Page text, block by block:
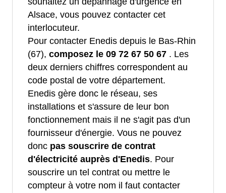
Alsace, vous pouvez contacter cet
interlocuteur.
Pour contacter Enedis depuis le Bas-Rhin
(67), composez le 09 72 67 50 67 . Les
deux derniers chiffres correspondent au
code postal de votre département.
Enedis gère donc le réseau, ses
installations et s'assure de leur bon
fonctionnement mais il ne s'agit pas d'un
fournisseur d'énergie. Vous ne pouvez
donc pas souscrire de contrat
d'électricité auprès d'Enedis. Pour
souscrire un tel contrat ou mettre le
compteur à votre nom il faut contacter